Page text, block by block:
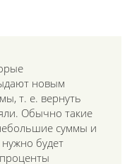
новым
т. е. вернуть
Обычно такие
суммы и
будет